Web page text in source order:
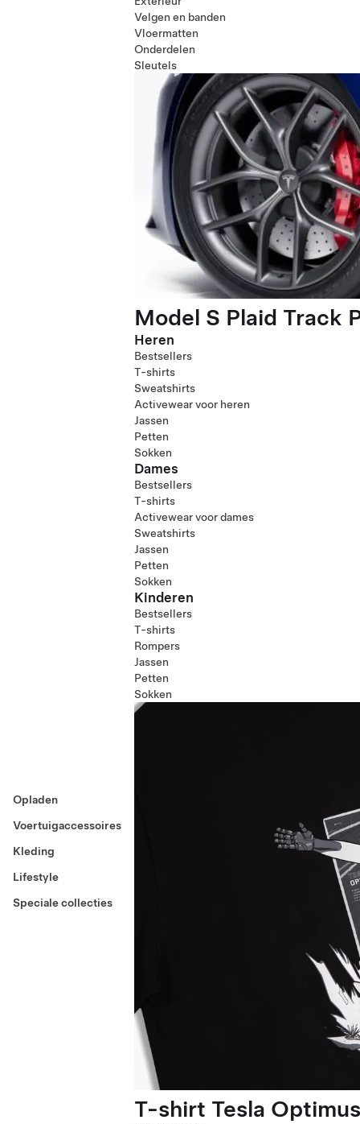
Opladen
Voertuigaccessoires
Kleding
Lifestyle
Speciale collecties
Velgen en banden
Vloermatten
Onderdelen
Sleutels
Model S Plaid Track
Heren
Bestsellers
T-shirts
Sweatshirts
Activewear voor heren
Jassen
Petten
Sokken
Dames
Bestsellers
T-shirts
Activewear voor dames
Sweatshirts
Jassen
Petten
Sokken
Kinderen
Bestsellers
T-shirts
Rompers
Jassen
Petten
Sokken
T-shirt Tesla